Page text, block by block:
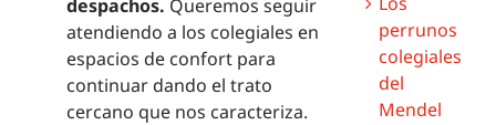
despachos. Queremos seguir
atendiendo a los colegiales en
espacios de confort para
continuar dando el trato
cercano que nos caracteriza.
perrunos
colegiales
del
Mendel